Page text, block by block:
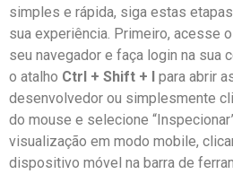
⁤simples e rápida, siga ‍estas
sua experiência. Primeiro, acesse⁢
⁢seu navegador e faça login na sua
o ​atalho Ctrl + Shift + I para abrir
desenvolvedor ou simplesmente‌
do mouse e selecione
visualização em modo mobile,
dispositivo móvel na ‍barra de